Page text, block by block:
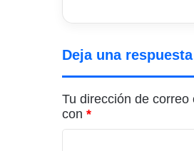
Deja una respuesta
Tu dirección de
con *